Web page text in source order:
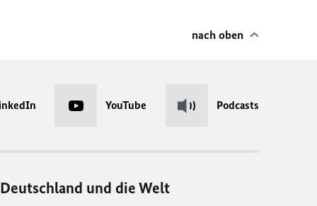
nach oben
YouTube Podcasts
Deutschland und die Welt